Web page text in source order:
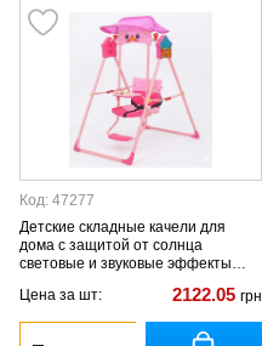
Код: 47277
Детские складные качели для
дома с защитой от солнца
световые и звуковые эффекты
Цена за шт: 2122.05 грн